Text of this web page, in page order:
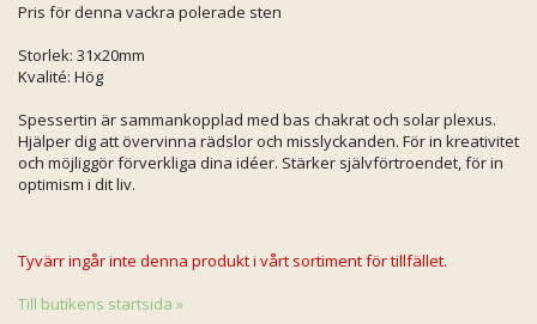
Pris för denna vackra polerade sten
Storlek: 31x20mm
Kvalité: Hög
Spessertin är sammankopplad med bas chakrat och solar plexus.
Hjälper dig att övervinna rädslor och misslyckanden. För in kreativitet
och möjliggör förverkliga dina idéer. Stärker självförtroendet, för in
optimism i dit liv.
Tyvärr ingår inte denna produkt i vårt sortiment för tillfället.
Till butikens startsida »